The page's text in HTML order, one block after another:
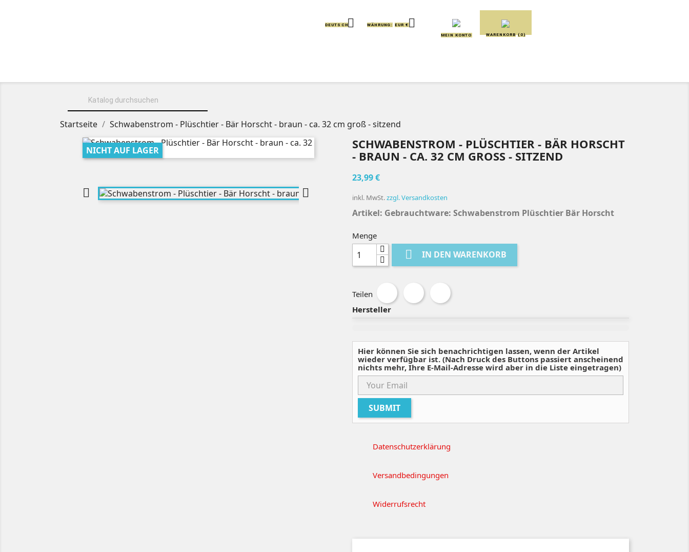
DEUTSCH WÄHRUNG: EUR €
MEIN KONTO WARENKORB (0)

Startseite Schwabenstrom - Plüschtier - Bär Horscht - braun - ca. 32 cm groß - sitzend
NICHT AUF LAGER
 
SCHWABENSTROM - PLÜSCHTIER - BÄR HORSCHT
- BRAUN - CA. 32 CM GROSS - SITZEND
23,99 €
inkl. MwSt.zzgl. Versandkosten
Artikel: Gebrauchtware: Schwabenstrom Plüschtier Bär Horscht
Menge
 IN DEN WARENKORB
Teilen
Hersteller
Hier können Sie sich benachrichtigen lassen, wenn der Artikel
wieder verfügbar ist. (Nach Druck des Buttons passiert anscheinend
nichts mehr, Ihre E-Mail-Adresse wird aber in die Liste eingetragen)
Datenschutzerklärung
Versandbedingungen
Widerrufsrecht